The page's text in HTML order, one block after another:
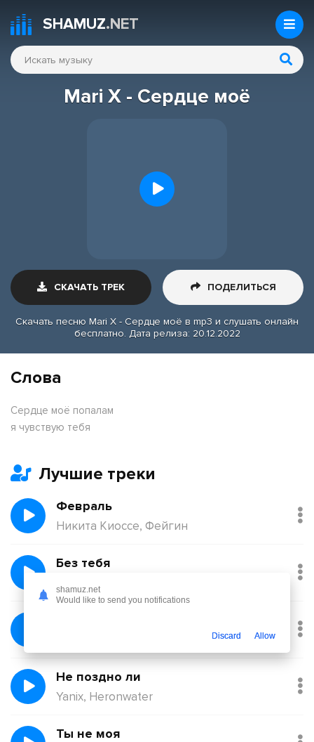
SHAMUZ.NET
Mari X - Сердце моё
СКАЧАТЬ ТРЕК ПОДЕЛИТЬСЯ
Скачать песню Mari X - Сердце моё в mp3 и слушать онлайн
бесплатно. Дата релиза: 20.12.2022
Слова
Сердце моё попалам
я чувствую тебя
Лучшие треки
Февраль
Никита Киоссе, Фейгин
Без тебя
Йович
Не поздно ли
Yanix, Heronwater
Ты не моя
shamuz.net
Would like to send you notifications
Discard Allow